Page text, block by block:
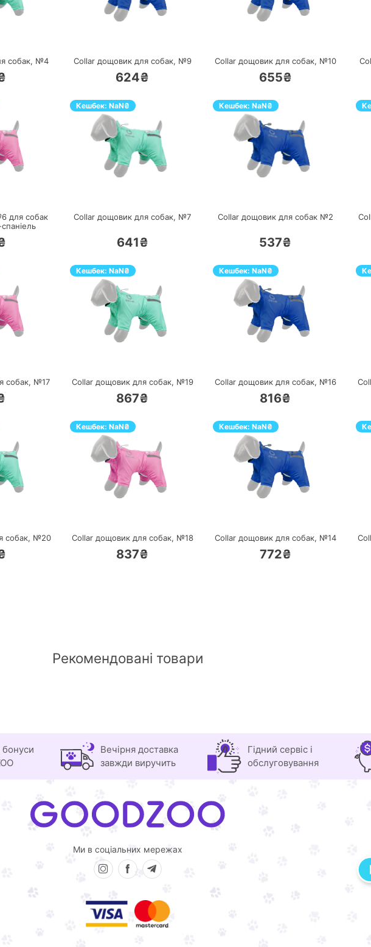
собак, №4 Collar дощовик для собак, №9
624₴
Collar дощовик для собак, №10
655₴
для собак
Кешбек: NaN₴
Collar дощовик для собак, №7
641₴
Кешбек: NaN₴
Collar дощовик для собак №2
537₴
собак, №17
Кешбек: NaN₴
Collar дощовик для собак, №19
867₴
Кешбек: NaN₴
Collar дощовик для собак, №16
816₴
собак, №20
Кешбек: NaN₴
Collar дощовик для собак, №18
837₴
Кешбек: NaN₴
Collar дощовик для собак, №14
772₴
Рекомендовані товари
Вечірня доставка
завжди виручить
Гідний сервіс і
обслуговування
Ми в соціальних мережах